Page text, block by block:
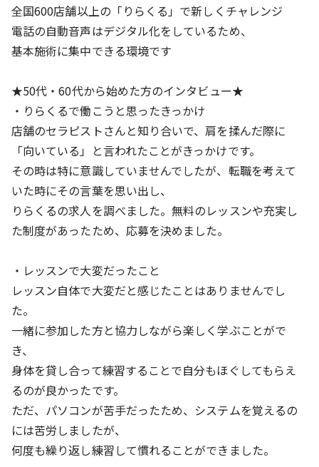
働き方
扶養内OK 人と接する仕事
昇給あり
待遇・福利厚生
社員割引(社割)あり
全国600店舗以上の「りらくる」で新しくチャレンジ
電話の自動音声はデジタル化をしているため、
基本施術に集中できる環境です
★50代・60代から始めた方のインタビュー★
・りらくるで働こうと思ったきっかけ
店舗のセラピストさんと知り合いで、肩を揉んだ際に
「向いている」と言われたことがきっかけです。
その時は特に意識していませんでしたが、転職を考えて
いた時にその言葉を思い出し、
りらくるの求人を調べました。無料のレッスンや充実し
た制度があったため、応募を決めました。
・レッスンで大変だったこと
レッスン自体で大変だと感じたことはありませんでし
た。
一緒に参加した方と協力しながら楽しく学ぶことがで
き、
身体を貸し合って練習することで自分もほぐしてもらえ
るのが良かったです。
ただ、パソコンが苦手だったため、システムを覚えるの
には苦労しましたが、
何度も繰り返し練習して慣れることができました。